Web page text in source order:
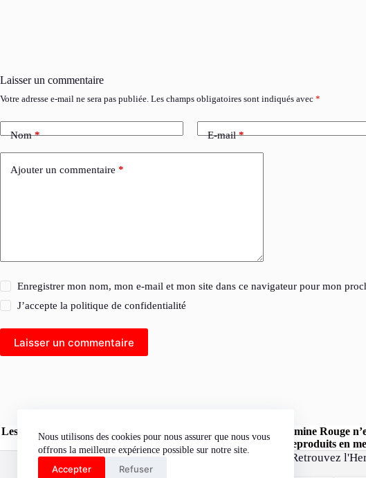
Nous utilisons des cookies pour nous assurer que nous vous
offrons la meilleure expérience possible sur notre site.
Accepter Refuser
Laisser un commentaire
Votre adresse e-mail ne sera pas publiée. Les champs obligatoires sont indiqués avec *
Nom* E-mail*
Ajouter un commentaire *
Enregistrer mon nom, mon e-mail et mon site dans ce navigateur pour mon
J’accepte lapolitique de confidentialité
Laisser un commentaire
Les opinions exprimées dans les articles publiés sur le site l'Hermine Rouge
« l'Hermine Rouge » peuvent être reproduits en
Retrouvez